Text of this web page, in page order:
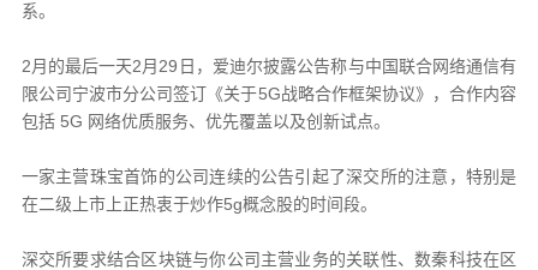
系。
2月的最后一天2月29日，爱迪尔披露公告称与中国联合网络通信有
限公司宁波市分公司签订《关于5G战略合作框架协议》，合作内容
包括 5G 网络优质服务、优先覆盖以及创新试点。
一家主营珠宝首饰的公司连续的公告引起了深交所的注意，特别是
在二级上市上正热衷于炒作5g概念股的时间段。
深交所要求结合区块链与你公司主营业务的关联性、数秦科技在区